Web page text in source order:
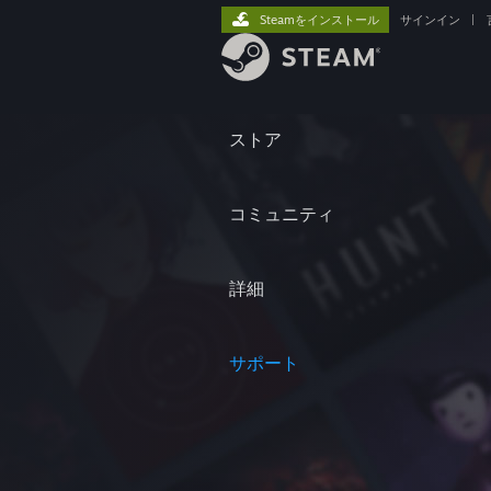
ストア
コミュニティ
詳細
サポート
Steamをインストール サインイン